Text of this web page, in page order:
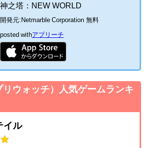
神之塔：NEW WORLD
開発元: Netmarble Corporation 無料
posted withアプリーチ
リウォッチ）人気ゲームランキ
イル